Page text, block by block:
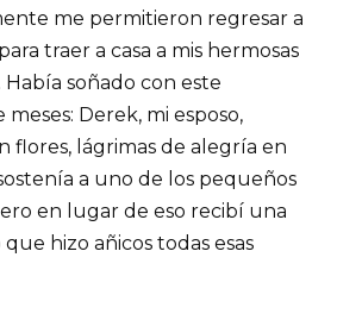
me permitieron regresar a
traer a casa a mis hermosas
Había soñado con este
Derek, mi esposo,
flores, lágrimas de alegría en
a uno de los pequeños
en lugar de eso recibí una
que hizo añicos todas esas